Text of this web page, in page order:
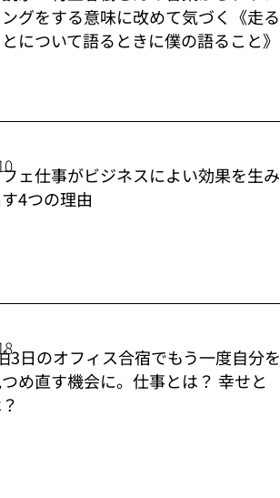
グをする意味に改めて気づく《走る
について語るときに僕の語ること》
ェ仕事がビジネスによい効果を生み
4つの理由
3日のオフィス合宿でもう一度自分を
め直す機会に。仕事とは？ 幸せと